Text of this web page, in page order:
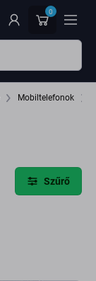
0
Mobiltelefonok
Szűrő